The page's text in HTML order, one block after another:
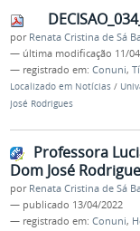
por Renata Cristina de Sá
— última modificação 11/
— registrado em: Conuni,
Localizado em Notícias /
José Rodrigues
Professora
Dom José
por Renata Cristina de Sá
— publicado 13/04/2022
— registrado em: Conuni,